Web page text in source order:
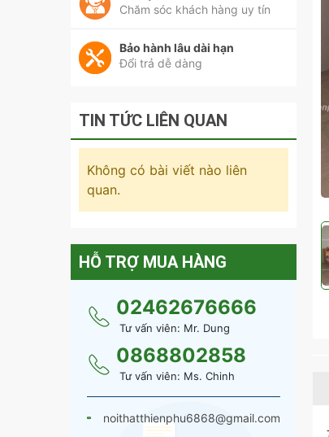
Chăm sóc khách hàng uy tín
Bảo hành lâu dài hạn
Đổi trả dễ dàng
TIN TỨC LIÊN QUAN
Không có bài viết nào liên
quan.
HỖ TRỢ MUA HÀNG
02462676666
Tư vấn viên: Mr. Dung
0868802858
Tư vấn viên: Ms. Chinh
noithatthienphu6868@gmail.com